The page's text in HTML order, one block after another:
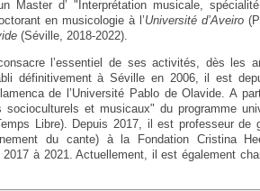
Master d’ "Interprétation musicale,
en musicologie à l’Université d’Aveiro
(Séville, 2018-2022).
l’essentiel de ses activités, dès les
définitivement à Séville en 2006, il est
de l’Université Pablo de Olavide. A
socioculturels et musicaux" du programme
Libre). Depuis 2017, il est professeur de
du cante) à la Fondation Cristina
à 2021. Actuellement, il est également